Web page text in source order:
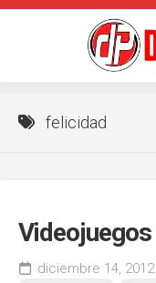
Saltar
felicidad
Videojuegos
diciembre 14, 2012